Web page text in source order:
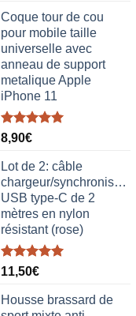
Coque tour de cou
pour mobile taille
universelle avec
anneau de support
metalique Apple
iPhone 11
Note5.00
8,90€
Lot de 2: câble
chargeur/synchronisation
USB type-C de 2
mètres en nylon
résistant (rose)
Note5.00
11,50€
Housse brassard de